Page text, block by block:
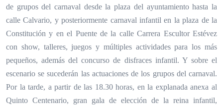
de grupos del carnaval desde la plaza del ayuntamiento hasta la
calle Calvario, y posteriormente carnaval infantil en la plaza de la
Constitución y en el Puente de la calle Carrera Escultor Estévez
con show, talleres, juegos y múltiples actividades para los más
pequeños, además del concurso de disfraces infantil. Y sobre el
escenario se sucederán las actuaciones de los grupos del carnaval.
Por la tarde, a partir de las 18.30 horas, en la explanada anexa al
Quinto Centenario, gran gala de elección de la reina infantil,